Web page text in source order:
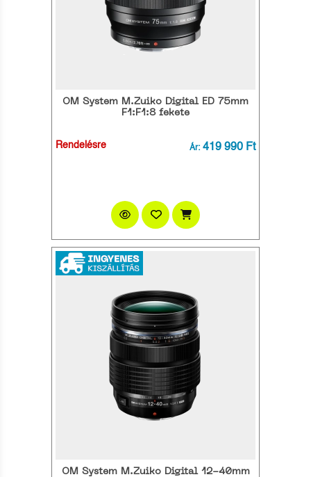
OM System M.Zuiko Digital ED 75mm
F1:F1:8 fekete
Rendelésre Ár: 419 990 Ft
OM System M.Zuiko Digital 12-40mm